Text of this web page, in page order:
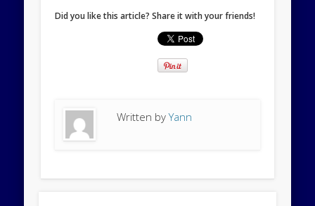
Did you like this article? Share it with your friends!
Written byYann